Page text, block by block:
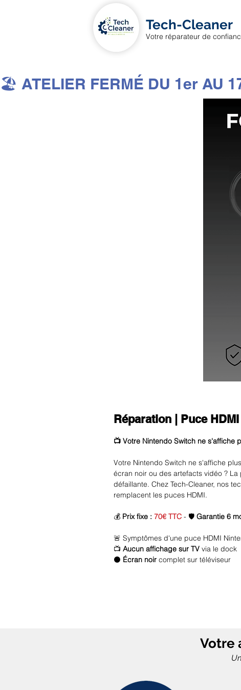
Tech-Cleaner
Votre réparateur de
🏖️ ATELIER FERMÉ DU 1er AU
Réparation | Puce
📺 Votre Nintendo Switch ne s'affiche
Votre Nintendo Switch ne s'affiche
écran noir ou des artefacts vidéo ?
défaillante. Chez Tech-Cleaner, nos
remplacent les puces HDMI.
💰 Prix fixe : 70€ TTC - 🛡️ Garantie 6
🚨 Symptômes d'une puce HDMI
📺 Aucun affichage sur TV via le dock
⚫ Écran noir complet sur téléviseur
remontant vers la
endommageant les
Votre